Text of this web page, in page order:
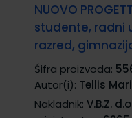
NUOVO
studente, radni
razred,
Šifra proizvoda:
Autor(i): Tellis
Nakladnik: V.B.Z.